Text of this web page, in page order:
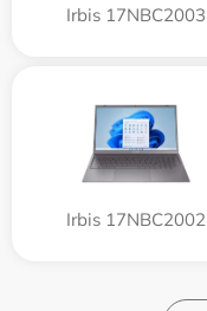
Irbis 17NBC2003
Irbis 17NBC2002